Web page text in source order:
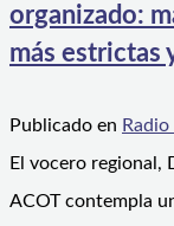
organizado:
más estrictas
Publicado en
El vocero regional,
ACOT contempla